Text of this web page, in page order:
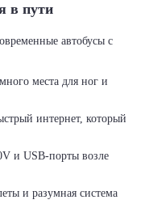
в пути
автобусы с
места для ног и
интернет, который
и USB-порты возле
и разумная система